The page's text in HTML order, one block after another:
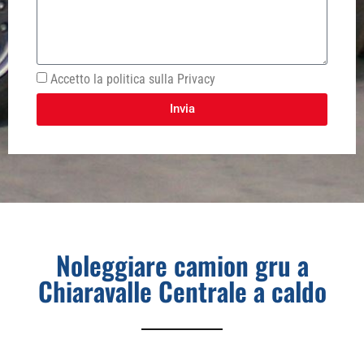
Accetto la politica sulla Privacy
Invia
Noleggiare camion gru a
Chiaravalle Centrale a caldo